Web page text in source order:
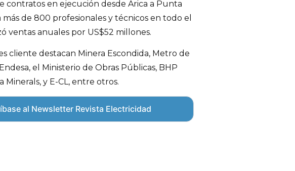
contratos en ejecución desde Arica a Punta
de 800 profesionales y técnicos en todo el
ventas anuales por US$52 millones.
cliente destacan Minera Escondida, Metro de
el Ministerio de Obras Públicas, BHP
Minerals, y E-CL, entre otros.
al Newsletter Revista Electricidad